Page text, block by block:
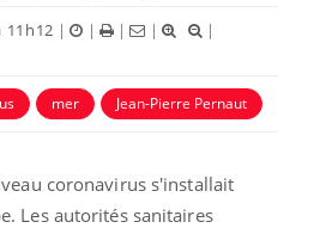
11h12 | | | |
|
mer Jean-Pierre Pernaut
coronavirus s'installait
Les autorités sanitaires